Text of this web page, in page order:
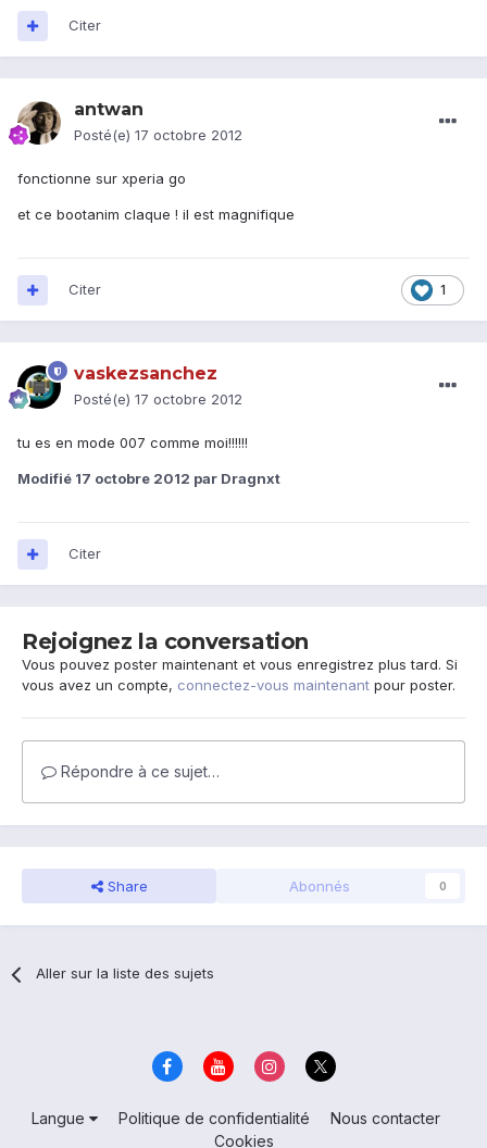
Citer
antwan
Posté(e) 17 octobre 2012
fonctionne sur xperia go
et ce bootanim claque ! il est magnifique
1
Citer
vaskezsanchez
Posté(e) 17 octobre 2012
tu es en mode 007 comme moi!!!!!!
Modifié 17 octobre 2012 par Dragnxt
Citer
Rejoignez la conversation
Vous pouvez poster maintenant et vous enregistrez plus tard. Si
vous avez un compte, connectez-vous maintenant pour poster.
Répondre à ce sujet…
Share Abonnés 0
Aller sur la liste des sujets
Langue Politique de confidentialité
Nous contacter
Cookies